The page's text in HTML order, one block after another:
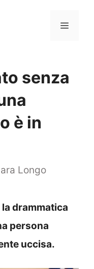
Menu
senza
è in
Longo
drammatica
persona
uccisa.